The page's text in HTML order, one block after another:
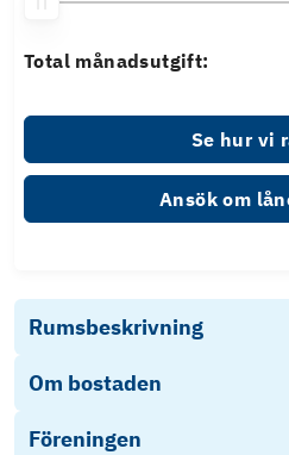
Total månadsutgift:
Se hur vi
Ansök om
Rumsbeskrivning
Om bostaden
Föreningen